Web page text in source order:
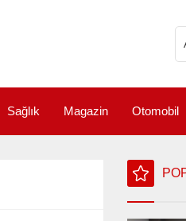
Sağlık Magazin Otomobil